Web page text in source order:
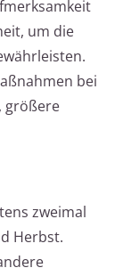
um die
bei
größere
zweimal
Herbst.